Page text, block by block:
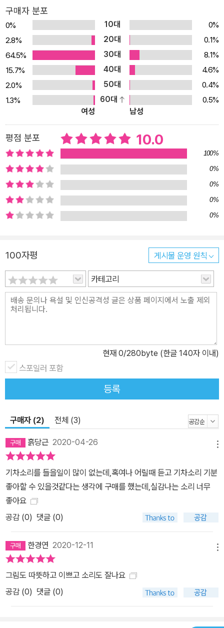
구매자 분포
0% 10대
0%
2.8%
20대
0.1%
64.5%
30대
8.1%
15.7%
40대
4.6%
2.0%
50대
0.4%
1.3%
60대
0.5%
여성
남성
평점 분포 10.0
100%
0%
0%
0%
0%
100자평 게시물 운영 원칙
카테고리
현재 0/280byte (한글 140자 이내)
스포일러 포함
등록
구매자 (2) 전체 (3)
흙당근 2020-04-26
기차소리를 들을일이 많이 없는데,혹여나 어릴때 듣고 기차소리 기분
좋아할 수 있을것같다는 생각에 구매를 했는데,실감나는 소리 너무
좋아요
공감 (0) 댓글 (0)
한경연 2020-12-11
그림도 따뜻하고 이쁘고 소리도 잘나요
공감 (0) 댓글 (0)